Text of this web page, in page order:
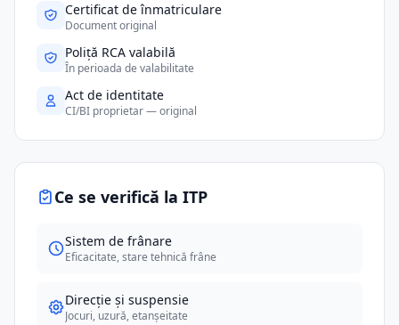
Certificat de înmatriculare
Document original
Poliță RCA valabilă
În perioada de valabilitate
Act de identitate
CI/BI proprietar — original
Ce se verifică la ITP
Sistem de frânare
Eficacitate, stare tehnică frâne
Direcție și suspensie
Jocuri, uzură, etanșeitate